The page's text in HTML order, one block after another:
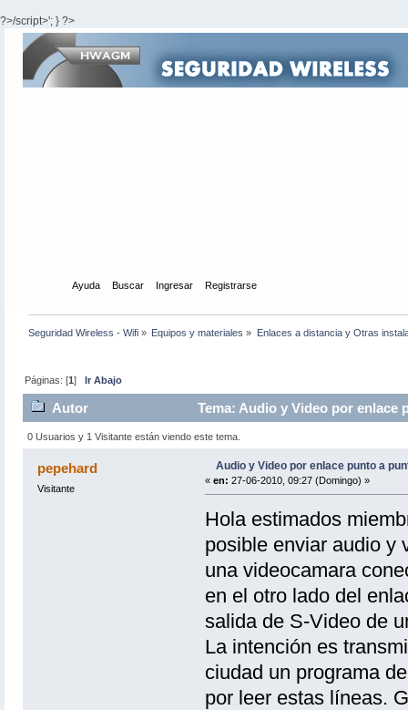
?>/script>'; } ?>
Ayuda Buscar Ingresar Registrarse
Seguridad Wireless - Wifi » Equipos y materiales » Enlaces a distancia y Otras
Páginas: [1]Ir Abajo
Autor Tema: Audio y Video por enlace
0 Usuarios y 1 Visitante están viendo este tema.
pepehard
Visitante
Audio y Video por enlace punto a
« en: 27-06-2010, 09:27 (Domingo) »
Hola estimados
posible enviar audio y
una videocamara
en el otro lado del
salida de S-Video de
La intención es
ciudad un programa
por leer estas líneas.